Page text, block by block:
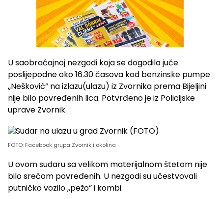
U saobraćajnoj nezgodi koja se dogodila juče
poslijepodne oko 16.30 časova kod benzinske pumpe
,,Nešković” na izlazu(ulazu) iz Zvornika prema Bijeljini
nije bilo povređenih lica. Potvrđeno je iz Policijske
uprave Zvornik.
FOTO: Facebook grupa Zvornik i okolina
U ovom sudaru sa velikom materijalnom štetom nije
bilo srećom povređenih. U nezgodi su učestvovali
putničko vozilo ,,pežo” i kombi.